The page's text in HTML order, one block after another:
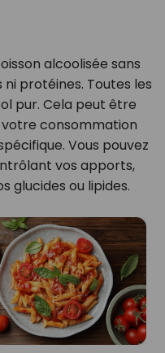
alcoolisée sans
protéines. Toutes les
pur. Cela peut être
votre consommation
Vous pouvez
vos apports,
glucides ou lipides.